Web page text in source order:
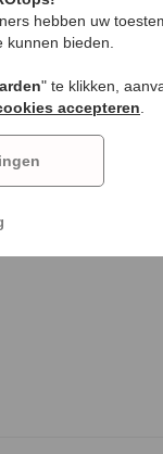
5 sterren
beoordelingen
hebben uw
bieden.
" te klikken,
accepteren